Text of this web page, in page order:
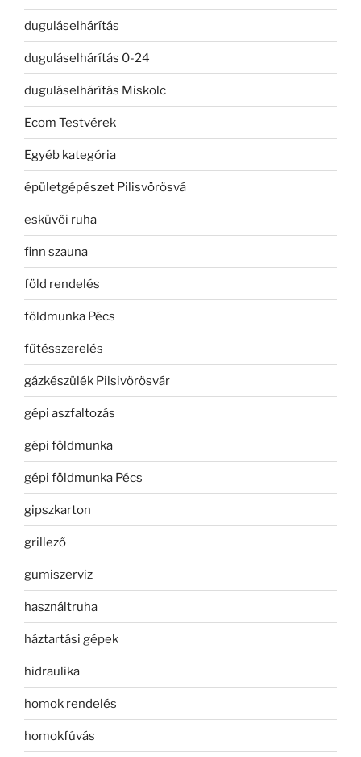
duguláselhárítás
duguláselhárítás 0-24
duguláselhárítás Miskolc
Ecom Testvérek
Egyéb kategória
épületgépészet Pilisvörösvá
esküvői ruha
finn szauna
föld rendelés
földmunka Pécs
fűtésszerelés
gázkészülék Pilsivörösvár
gépi aszfaltozás
gépi földmunka
gépi földmunka Pécs
gipszkarton
grillező
gumiszerviz
használtruha
háztartási gépek
hidraulika
homok rendelés
homokfúvás